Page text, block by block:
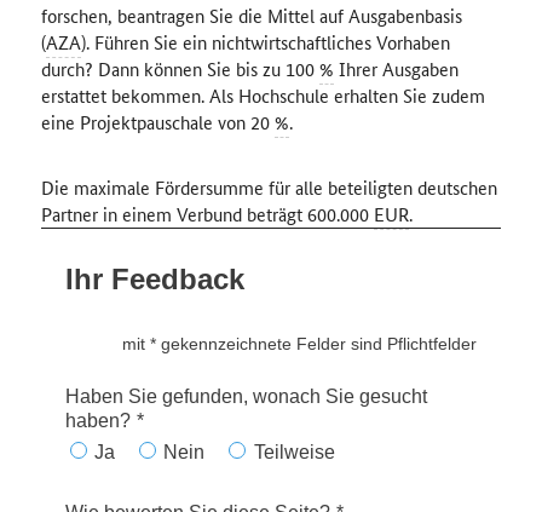
forschen, beantragen Sie die Mittel auf Ausgabenbasis
(AZA).Führen Sie ein nichtwirtschaftliches Vorhaben
durch? Dann können Sie bis zu 100% Ihrer Ausgaben
erstattet bekommen.Als Hochschule erhalten Sie zudem
eine Projektpauschale von 20%.
Die maximale Fördersumme für alle beteiligten deutschen
Partner in einem Verbund beträgt 600.000 EUR.